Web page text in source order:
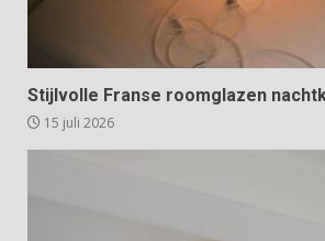
Stijlvolle Franse roomglazen
15 juli 2026